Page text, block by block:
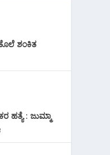
ಶಂಕಿತ
ಹತ್ಯೆ : ಜುಮ್ಮಾ